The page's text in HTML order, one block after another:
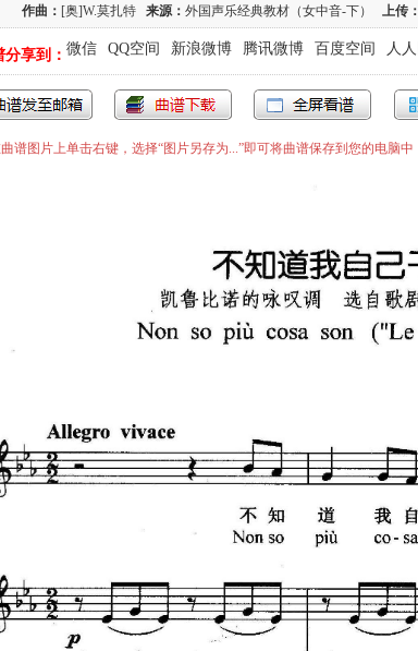
作曲： [奥]W.莫扎特 来源： 外国声乐经典教材（女中音-下） 上传：
享到： 微信 QQ空间 新浪微博 腾讯微博 百度空间 人人
谱图片上单击右键，选择“图片另存为...”即可将曲谱保存到您的电脑